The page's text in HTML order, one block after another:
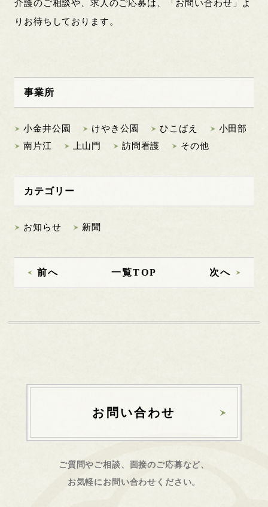
介護のご相談や、求人のご応募は、「お問い合わせ」よ
りお待ちしております。
事業所
小金井公園 けやき公園 ひこばえ
小田部
南片江
上山門 訪問看護 その他
カテゴリー
お知らせ 新聞
前へ 一覧TOP 次へ
お問い合わせ
ご質問やご相談、面接のご応募など、
お気軽にお問い合わせください。